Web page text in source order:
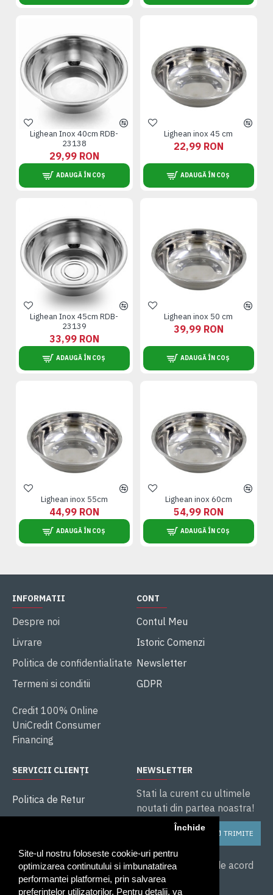
Site-ul nostru foloseste cookie-uri pentru
optimizarea continutului si imbunatatirea
performantei platformei, prin salvarea
preferintelor utilizatorilor. Pentru detalii, va
Închide
Lighean Inox 40cm RDB-
23138
29,99 RON
ADAUGĂ ÎN COȘ
Lighean inox 45 cm
22,99 RON
ADAUGĂ ÎN COȘ
Lighean Inox 45cm RDB-
23139
33,99 RON
ADAUGĂ ÎN COȘ
Lighean inox 50 cm
39,99 RON
ADAUGĂ ÎN COȘ
Lighean inox 55cm
44,99 RON
ADAUGĂ ÎN COȘ
Lighean inox 60cm
54,99 RON
ADAUGĂ ÎN COȘ
INFORMATII
Despre noi
Livrare
Politica de confidentialitate
Termeni si conditii
Credit 100% Online
UniCredit Consumer
Financing
CONT
Contul Meu
Istoric Comenzi
Newsletter
GDPR
SERVICII CLIENȚI
Politica de Retur
ANPC
Service și Garanție
NEWSLETTER
Stati la curent cu ultimele
noutati din partea noastra!
TRIMITE
Am citit și sunt de acord
cu